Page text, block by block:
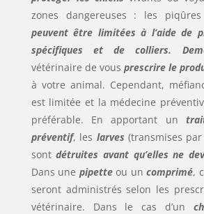
zones dangereuses : les
peuvent être limitées à l’aide de
spécifiques et de colliers.
vétérinaire de vous prescrire le
à votre animal. Cependant,
est limitée et la médecine
préférable. En apportant un
préventif, les larves (transmises
sontdétruites avant qu’elles ne
Dans une pipetteou uncomprimé,
seront administrés selon les
vétérinaire. Dans le cas d’un